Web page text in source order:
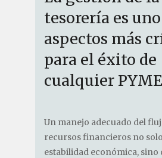
tesorería es
aspectos más
para el éxito de
cualquier
Un manejo adecuado del
recursos financieros no
estabilidad económica, sino